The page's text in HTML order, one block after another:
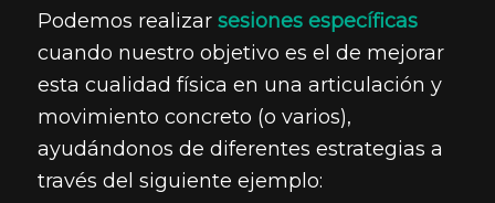
Podemos realizar sesiones específicas
cuando nuestro objetivo es el de mejorar
esta cualidad física en una articulación y
movimiento concreto (o varios),
ayudándonos de diferentes estrategias a
través del siguiente ejemplo: